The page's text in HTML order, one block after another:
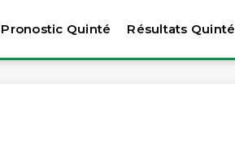
Pronostic Quinté Résultats Quinté